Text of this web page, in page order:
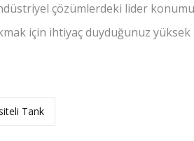
çözümlerdeki lider
için ihtiyaç duyduğunuz
Tank